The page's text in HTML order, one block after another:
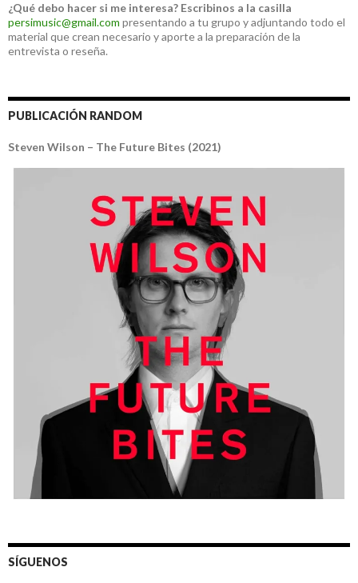
¿Qué debo hacer si me interesa? Escribinos a la casilla
persimusic@gmail.com presentando a tu grupo y adjuntando todo el
material que crean necesario y aporte a la preparación de la
entrevista o reseña.
PUBLICACIÓN RANDOM
Steven Wilson – The Future Bites (2021)
SÍGUENOS